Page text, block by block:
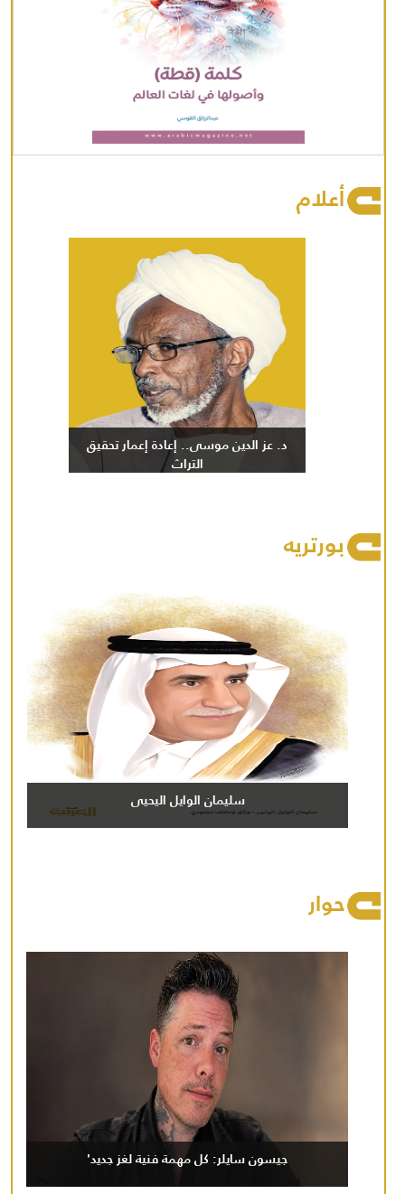
أعلام
د. عز الدين موسى.. إعادة إعمار تحقيق
التراث
بورتريه
سليمان الوايل اليحيى
حوار
جيسون سايلر: كل مهمة فنية لغز جديد'